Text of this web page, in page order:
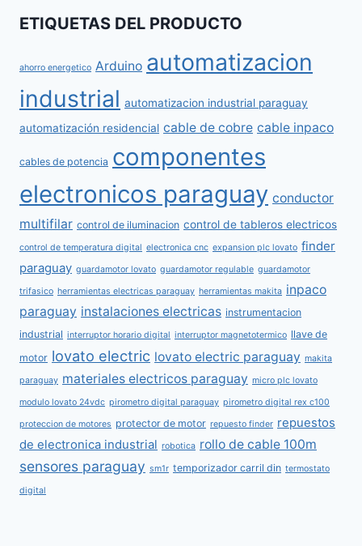
ETIQUETAS DEL PRODUCTO
ahorro energetico Arduino automatizacion
industrial automatizacion industrial paraguay
automatización residencial cable de cobre cable inpaco
cables de potencia componentes
electronicos paraguay conductor
multifilar control de iluminacion control de tableros electricos
control de temperatura digital electronica cnc expansion plc lovato finder
paraguay guardamotor lovato guardamotor regulable guardamotor
trifasico herramientas electricas paraguay herramientas makita inpaco
paraguay instalaciones electricas instrumentacion
industrial interruptor horario digital interruptor magnetotermico llave de
motor lovato electric lovato electric paraguay makita
paraguay materiales electricos paraguay micro plc lovato
modulo lovato 24vdc pirometro digital paraguay pirometro digital rex c100
proteccion de motores protector de motor repuesto finder repuestos
de electronica industrial robotica rollo de cable 100m
sensores paraguay sm1r temporizador carril din termostato
digital